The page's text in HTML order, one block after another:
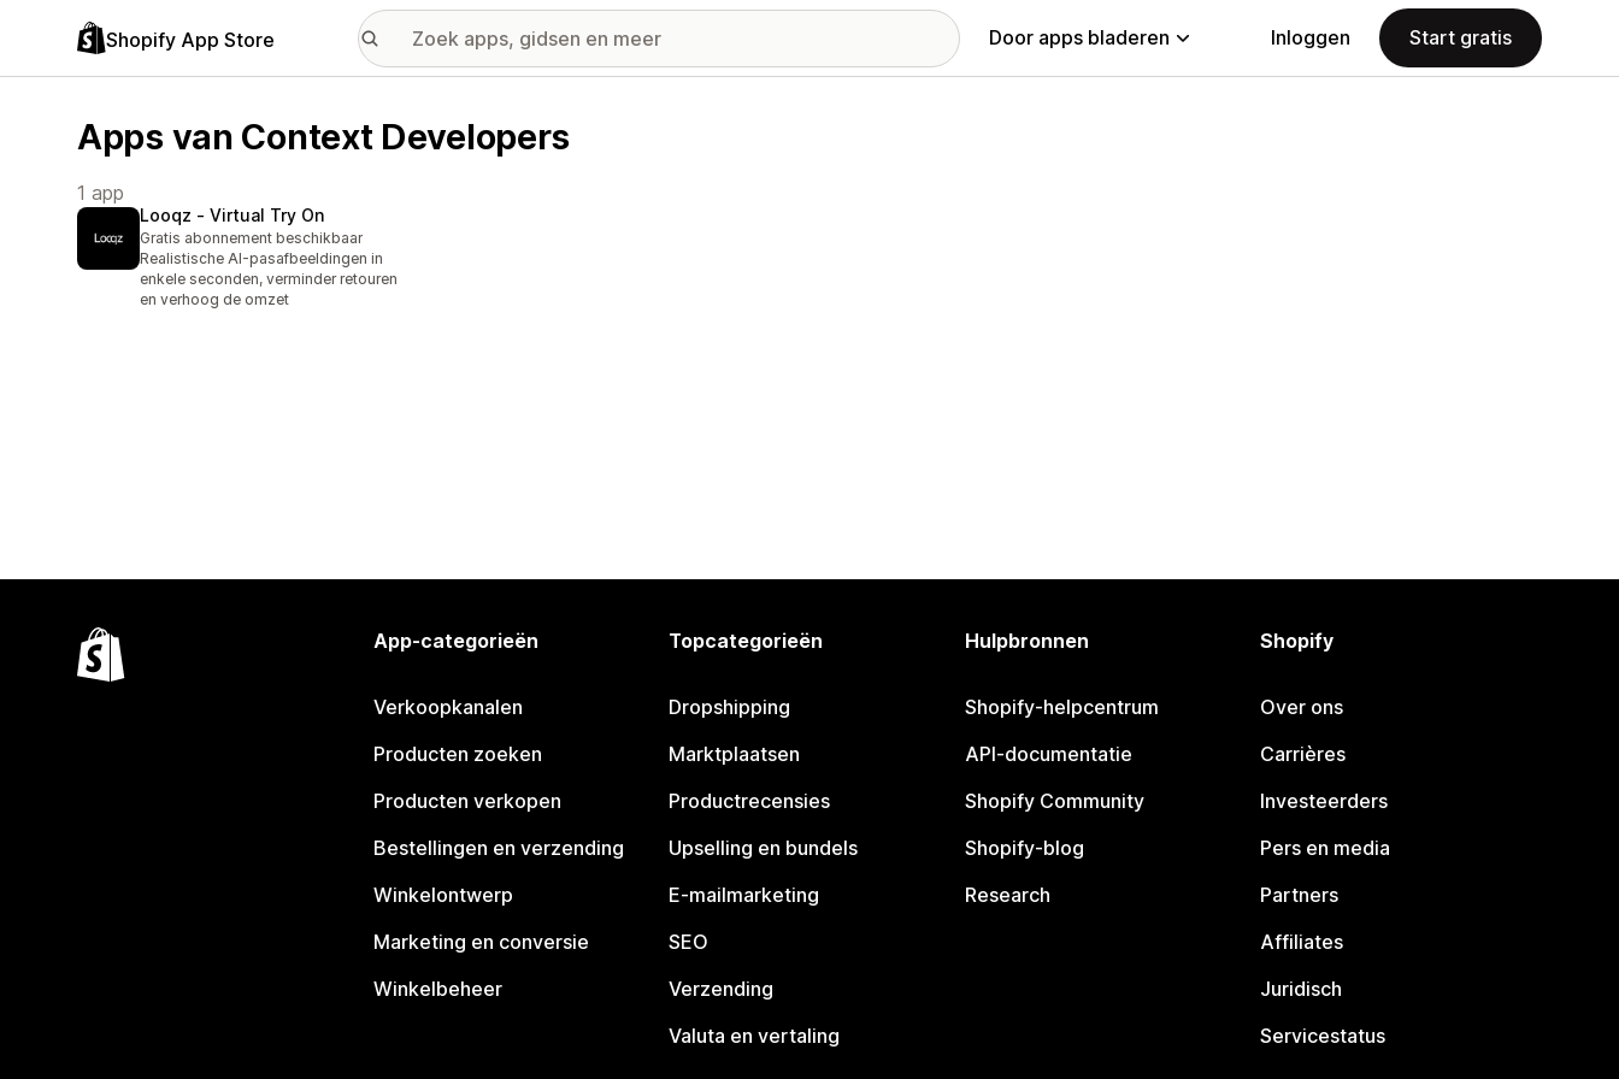
Shopify App Store Door apps bladeren Inloggen Start gratis
Apps van Context Developers
1 app
Looqz ‑ Virtual Try On
Gratis abonnement beschikbaar
Realistische AI-pasafbeeldingen in
enkele seconden, verminder retouren
en verhoog de omzet
App-categorieën
Verkoopkanalen
Producten zoeken
Producten verkopen
Bestellingen en verzending
Winkelontwerp
Marketing en conversie
Winkelbeheer
Topcategorieën
Dropshipping
Marktplaatsen
Productrecensies
Upselling en bundels
E-mailmarketing
SEO
Verzending
Valuta en vertaling
Hulpbronnen
Shopify-helpcentrum
API-documentatie
Shopify Community
Shopify-blog
Research
Shopify
Over ons
Carrières
Investeerders
Pers en media
Partners
Affiliates
Juridisch
Servicestatus